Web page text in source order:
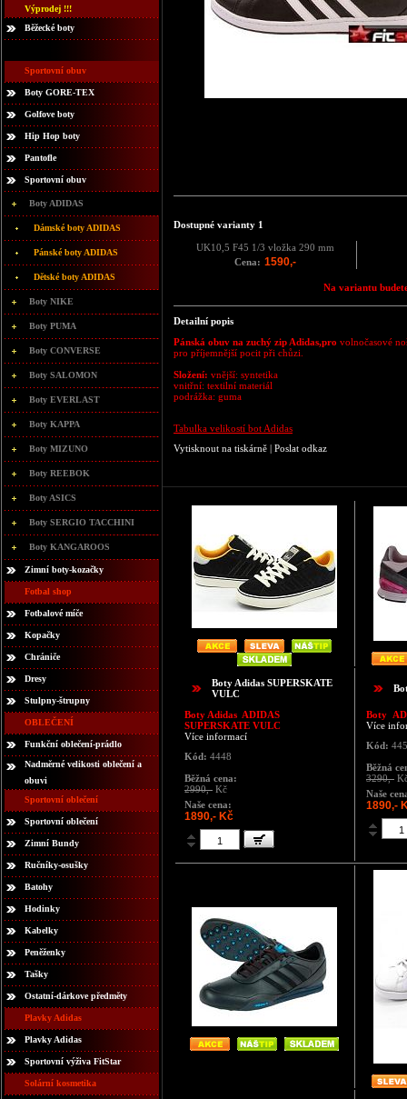
Výprodej !!!
Běžecké boty
Sportovní obuv
Boty GORE-TEX
Golfove boty
Hip Hop boty
Pantofle
Sportovní obuv
Boty ADIDAS
Dámské boty ADIDAS
Pánské boty ADIDAS
Dětské boty ADIDAS
Boty NIKE
Boty PUMA
Boty CONVERSE
Boty SALOMON
Boty EVERLAST
Boty KAPPA
Boty MIZUNO
Boty REEBOK
Boty ASICS
Boty SERGIO TACCHINI
Boty KANGAROOS
Zimní boty-kozačky
Fotbal shop
Fotbalové míče
Kopačky
Chrániče
Dresy
Stulpny-štrupny
OBLEČENÍ
Funkční oblečení-prádlo
Nadměrné velikosti oblečení a
obuvi
Sportovní oblečení
Sportovní oblečení
Zimní Bundy
Ručníky-osušky
Batohy
Hodinky
Kabelky
Peněženky
Tašky
Ostatní-dárkove předměty
Plavky Adidas
Plavky Adidas
Sportovní výživa FitStar
Solární kosmetika
Dostupné varianty 1
UK10,5 F45 1/3 vložka 290 mm
Cena: 1590,-
Na variantu
Detailní popis
Pánská obuv na zuchý zip Adidas,pro volnočasové
pro příjemnější pocit při chůzi.
Složení: vnější: syntetika
vnitřní: textilní materiál
podrážka: guma
Tabulka velikostí bot Adidas
Vytisknout na tiskárně | Poslat odkaz
Boty Adidas SUPERSKATE
VULC
Boty Adidas ADIDAS
SUPERSKATE VULC
Více informací
Kód: 4448
Běžná cena:
2990,- Kč
Naše cena:
1890,- Kč
Boty
Více
Kód:
Běžná
3290,-
Naše
1890,-